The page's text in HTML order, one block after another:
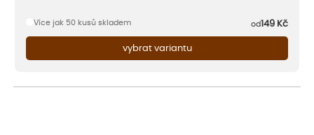
Více jak 50 kusů skladem od 149 Kč
vybrat variantu